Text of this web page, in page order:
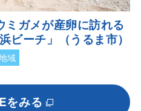
ミガメが産卵に訪れる
ビーチ」（うるま市）
域
をみる